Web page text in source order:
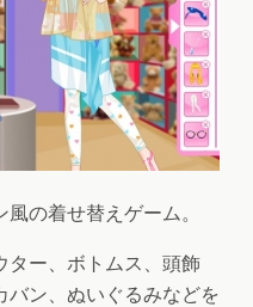
の着せ替えゲーム。
ター、ボトムス、頭飾
バン、ぬいぐるみなどを